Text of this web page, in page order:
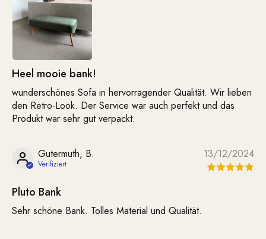
Heel mooie bank!
wunderschönes Sofa in hervorragender Qualität. Wir lieben
den Retro-Look. Der Service war auch perfekt und das
Produkt war sehr gut verpackt.
13/12/2024
Gutermuth, B.
Pluto Bank
Sehr schöne Bank. Tolles Material und Qualität.